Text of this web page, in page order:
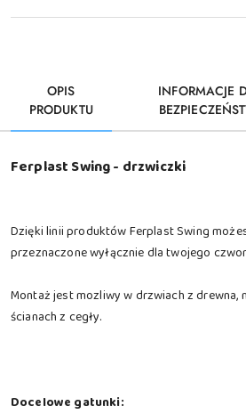
OPIS
PRODUKTU
INFORMACJE
Ferplast Swing - drzwiczki
Dzięki linii produktów Ferplast Swing
przeznaczone wyłącznie dla twojego
Montaż jest mozliwy w drzwiach z drewna,
ścianach z cegły.
Docelowe gatunki: